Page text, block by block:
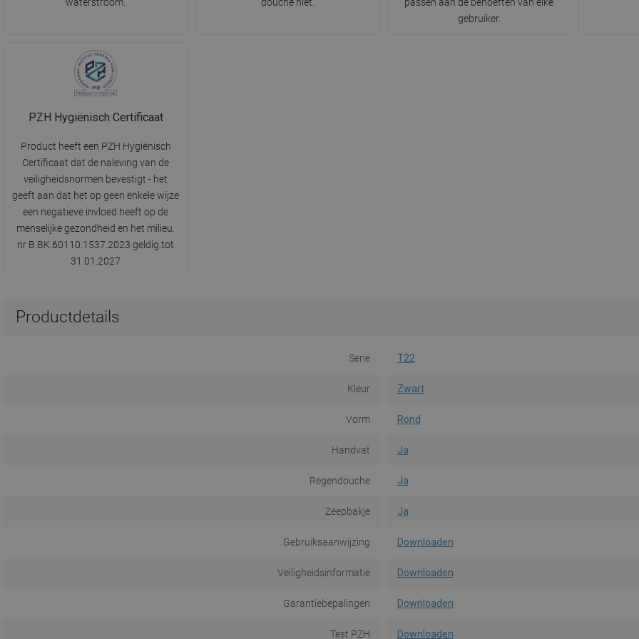
gebruiker.
PZH Hygiënisch Certificaat
Product heeft een PZH Hygiënisch
Certificaat dat de naleving van de
veiligheidsnormen bevestigt - het
geeft aan dat het op geen enkele wijze
een negatieve invloed heeft op de
menselijke gezondheid en het milieu.
nr B.BK.60110.1537.2023 geldig tot
31.01.2027
Productdetails
Serie T22
Kleur Zwart
Vorm Rond
Handvat Ja
Regendouche Ja
Zeepbakje Ja
Gebruiksaanwijzing Downloaden
Veiligheidsinformatie Downloaden
Garantiebepalingen Downloaden
Test PZH Downloaden